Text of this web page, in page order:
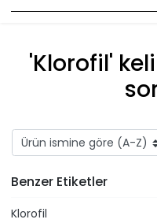
'Klorofil'
Benzer Etiketler
Klorofil